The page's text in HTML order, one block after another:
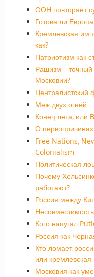
ООН повторяет
Готова ли
Кремлевская
как?
Патриотизм как
Рашизм – точный
Московии?
Централистский
Меж двух огней
Конец лета, или
О первопричинах
Free Nations,
Colonialism
Политическая
Почему
работают?
Россия между
Несовместимость
Кого напугал
Россия как
Кто ломает
или кремлевская
Московия как